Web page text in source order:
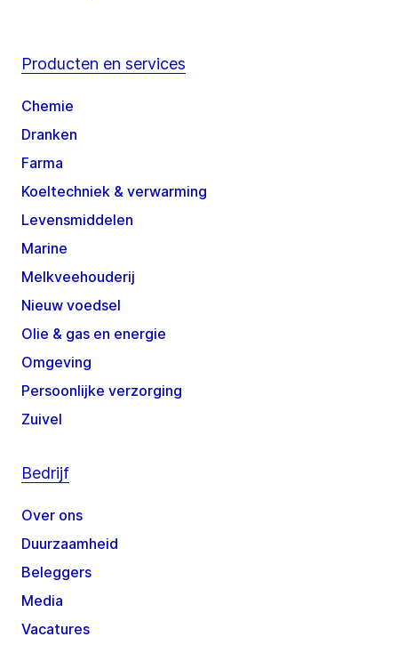
Producten en services
Chemie
Dranken
Farma
Koeltechniek & verwarming
Levensmiddelen
Marine
Melkveehouderij
Nieuw voedsel
Olie & gas en energie
Omgeving
Persoonlijke verzorging
Zuivel
Bedrijf
Over ons
Duurzaamheid
Beleggers
Media
Vacatures